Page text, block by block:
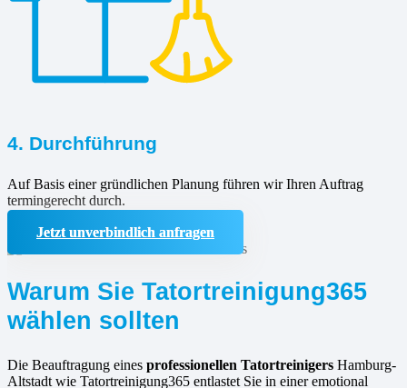
4. Durchführung
Auf Basis einer gründlichen Planung führen wir Ihren Auftrag
termingerecht durch.
Jetzt unverbindlich anfragen
Warum Sie Tatortreinigung365
wählen sollten
Die Beauftragung eines professionellen Tatortreinigers Hamburg-
Altstadt wie Tatortreinigung365 entlastet Sie in einer emotional